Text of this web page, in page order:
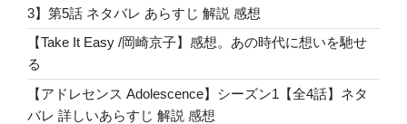
3】第5話 ネタバレ あらすじ 解説 感想
【Take It Easy /岡崎京子】感想。あの時代に想いを馳せ
る
【アドレセンス Adolescence】シーズン1【全4話】ネタ
バレ 詳しいあらすじ 解説 感想